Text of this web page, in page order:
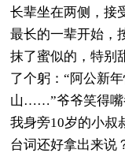
长辈坐在两侧，接
最长的一辈开始，
抹了蜜似的，特别
了个躬：“阿公新
山……”爷爷笑得嘴
我身旁10岁的小叔
台词还好拿出来说